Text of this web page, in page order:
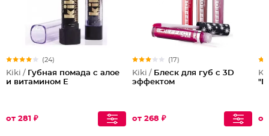
(24)
Kiki / Губная помада с алое
и витамином Е
от 281 ₽
(17)
Kiki / Блеск для губ с 3D
эффектом
от 268 ₽ от